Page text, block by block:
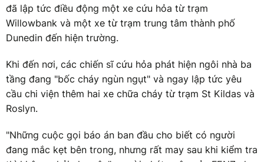
đã lập tức điều động một xe cứu hỏa từ trạm
Willowbank và một xe từ trạm trung tâm thành phố
Dunedin đến hiện trường.
Khi đến nơi, các chiến sĩ cứu hỏa phát hiện ngôi nhà ba
tầng đang "bốc cháy ngùn ngụt" và ngay lập tức yêu
cầu chi viện thêm hai xe chữa cháy từ trạm St Kildas và
Roslyn.
"Những cuộc gọi báo án ban đầu cho biết có người
đang mắc kẹt bên trong, nhưng rất may sau khi kiểm tra